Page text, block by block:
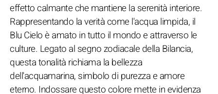
effetto calmante che mantiene la serenità interiore.
Rappresentando la verità come l'acqua limpida, il
Blu Cielo è amato in tutto il mondo e attraverso le
culture. Legato al segno zodiacale della Bilancia,
questa tonalità richiama la bellezza
dell'acquamarina, simbolo di purezza e amore
eterno. Indossare questo colore mette in evidenza